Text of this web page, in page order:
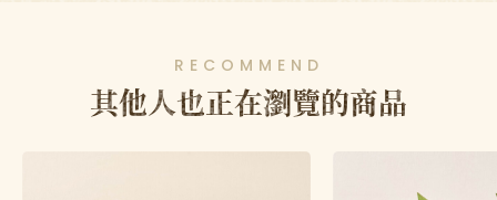
RECOMMEND
其他人也正在瀏覽的商品